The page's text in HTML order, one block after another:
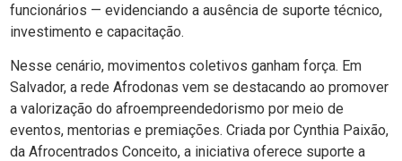
funcionários — evidenciando a ausência de suporte técnico,
investimento e capacitação.
Nesse cenário, movimentos coletivos ganham força. Em
Salvador, a rede Afrodonas vem se destacando ao promover
a valorização do afroempreendedorismo por meio de
eventos, mentorias e premiações. Criada por Cynthia Paixão,
da Afrocentrados Conceito, a iniciativa oferece suporte a